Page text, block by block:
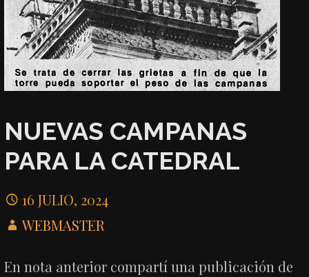
NUEVAS CAMPANAS
PARA LA CATEDRAL
16 JULIO, 2024
WEBMASTER
En nota anterior compartí una publicación de